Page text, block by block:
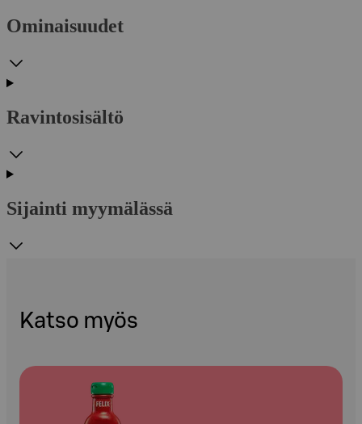
Ominaisuudet
Ravintosisältö
Sijainti myymälässä
Katso myös